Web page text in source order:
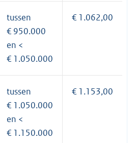
tussen
€ 950.000
en <
€ 1.050.000
€ 1.062,00
tussen
€ 1.050.000
en <
€ 1.150.000
€ 1.153,00